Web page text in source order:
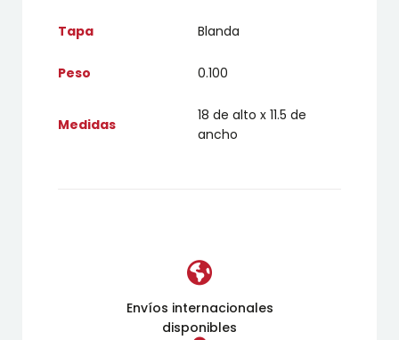
Tapa Blanda
Peso 0.100
Medidas
18 de alto x 11.5 de
ancho
Envíos internacionales
disponibles